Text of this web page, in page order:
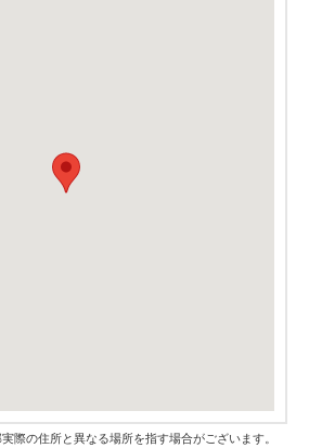
際の住所と異なる場所を指す場合がございます。